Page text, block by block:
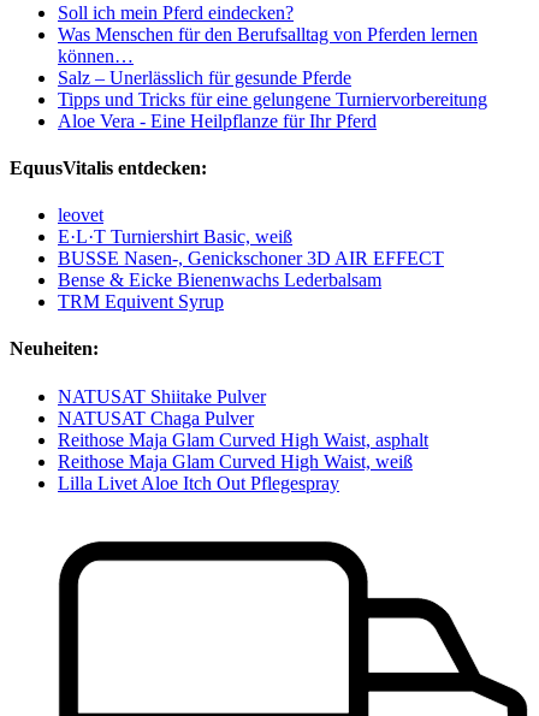
Soll ich mein Pferd eindecken?
Was Menschen für den Berufsalltag von Pferden lernen
können…
Salz – Unerlässlich für gesunde Pferde
Tipps und Tricks für eine gelungene Turniervorbereitung
Aloe Vera - Eine Heilpflanze für Ihr Pferd
EquusVitalis entdecken:
leovet
E·L·T Turniershirt Basic, weiß
BUSSE Nasen-, Genickschoner 3D AIR EFFECT
Bense & Eicke Bienenwachs Lederbalsam
TRM Equivent Syrup
Neuheiten:
NATUSAT Shiitake Pulver
NATUSAT Chaga Pulver
Reithose Maja Glam Curved High Waist, asphalt
Reithose Maja Glam Curved High Waist, weiß
Lilla Livet Aloe Itch Out Pflegespray